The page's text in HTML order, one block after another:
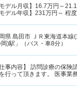
モデル月収】 16.7万円～21.1
モデル年収】 231 万円～ 程
県 島田市
ＪＲ東海道本
)駅」（バス・車8分）
仕事内容】 訪問診療の保険
行って頂きます。 医事業